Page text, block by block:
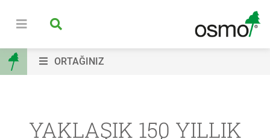
ORTAĞINIZ
YAKLAŞIK 150 YILLIK